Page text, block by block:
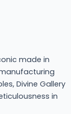
made in
Divine Gallery
in